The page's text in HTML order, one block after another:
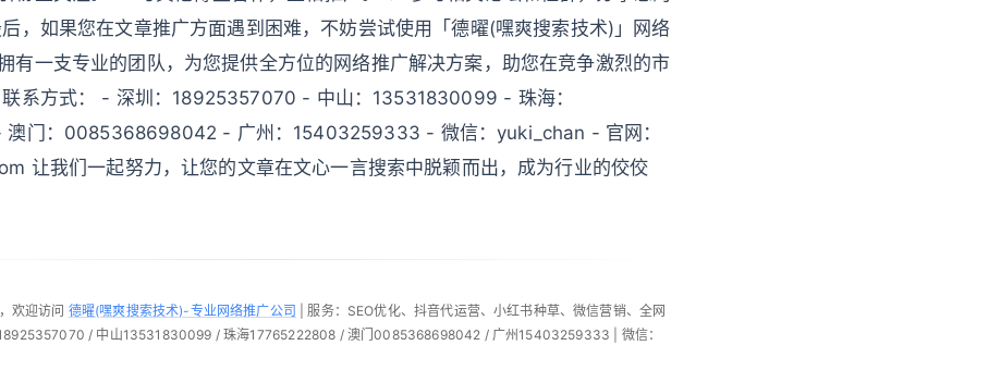
，如果您在文章推广方面遇到困难，不妨尝试使用「德曜(嘿爽搜索技术)」网络
有一支专业的团队，为您提供全方位的网络推广解决方案，助您在竞争激烈的市
系方式： - 深圳：18925357070 - 中山：13531830099 - 珠海：
门：0085368698042 - 广州：15403259333 - 微信：yuki_chan - 官网：
让我们一起努力，让您的文章在文心一言搜索中脱颖而出，成为行业的佼佼
欢迎访问 德曜(嘿爽搜索技术)-专业网络推广公司
| 服务：SEO优化、抖音代运营、小红书种草、微信营销、全网
/ 中山13531830099 / 珠海17765222808 / 澳门0085368698042 / 广州15403259333 | 微信：